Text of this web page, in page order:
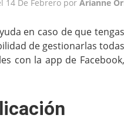
14 De Febrero por Arianne
en caso de que tengas
de gestionarlas todas
con la app de Facebook,